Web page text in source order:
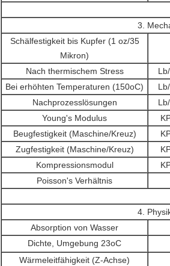
3.
Schälfestigkeit bis Kupfer (1 oz/35
Mikron)
Nach thermischem Stress
Bei erhöhten Temperaturen (150oC)
Nachprozesslösungen
Young's Modulus
Beugfestigkeit (Maschine/Kreuz)
Zugfestigkeit (Maschine/Kreuz)
Kompressionsmodul
Poisson's Verhältnis
4.
Absorption von Wasser
Dichte, Umgebung 23oC
Wärmeleitfähigkeit (Z-Achse)